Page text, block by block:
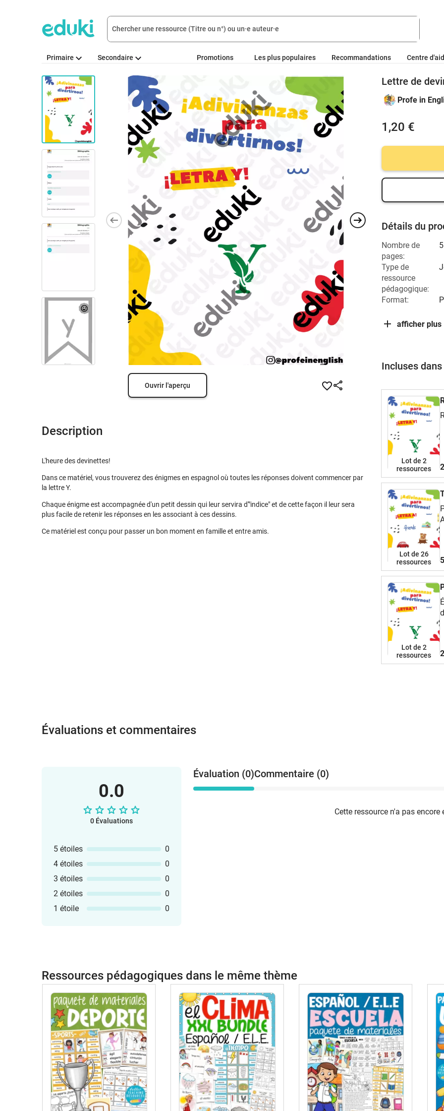
Primaire Secondaire Promotions Les plus populaires Recommandations Centre
Ouvrir l'aperçu
Description
L'heure des devinettes!
Dans ce matériel, vous trouverez des énigmes en espagnol où toutes les réponses doivent commencer par
la lettre Y.
Chaque énigme est accompagnée d'un petit dessin qui leur servira d'"indice" et de cette façon il leur sera
plus facile de retenir les réponses en les associant à ces dessins.
Ce matériel est conçu pour passer un bon moment en famille et entre amis.
Lettre de
Profe in
1,20 €
Détails du
Nombre de
pages:
Type de
ressource
pédagogique:
Format:
afficher plus
Incluses
Lot de 2
ressources
Lot de 26
ressources
Lot de 2
ressources
Évaluations et commentaires
0.0
0 Évaluations
5 étoiles
0
4 étoiles
0
3 étoiles
0
2 étoiles
0
1 étoile
0
Évaluation (0)Commentaire (0)
Cette ressource n'a pas encore
Ressources pédagogiques dans le même thème